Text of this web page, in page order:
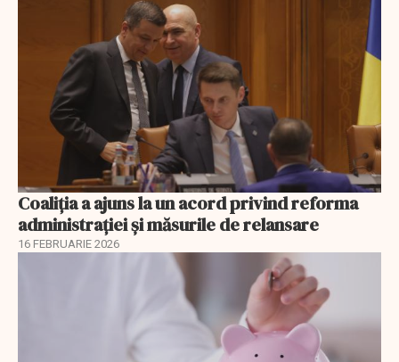
Coaliția a ajuns la un acord privind reforma
administrației și măsurile de relansare
16 FEBRUARIE 2026